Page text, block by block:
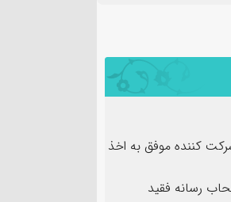
کننده موفق به اخذ
رسانه فقید